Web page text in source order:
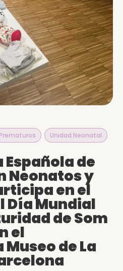
Prematuros Unidad Neonatal
Española de
Neonatos y
en el
Día Mundial
de Som
el
de La